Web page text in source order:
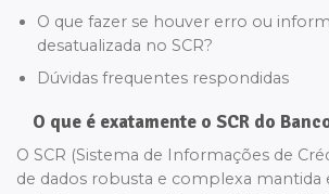
O que fazer se houver erro ou
desatualizada no SCR?
Dúvidas frequentes respondidas
O que é exatamente o SCR do
O SCR (Sistema de Informações de
de dados robusta e complexa mantida